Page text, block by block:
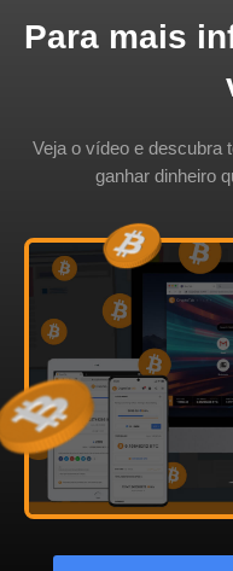
Para mais
Veja o vídeo e descubra
ganhar dinheiro